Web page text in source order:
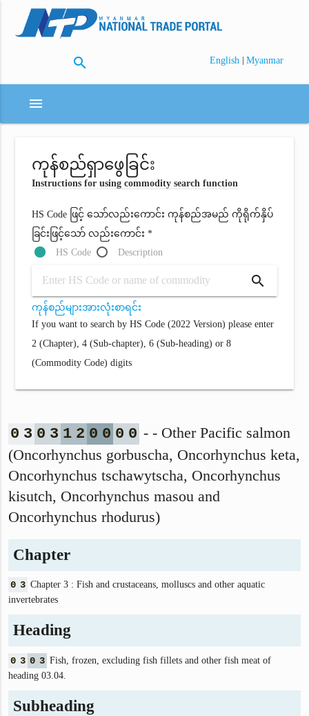
search English | Myanmar
menu
ကုန်စည်ရှာဖွေခြင်း
Instructions for using commodity search function
HS Code ဖြင့် သော်လည်းကောင်း ကုန်စည်အမည် ကိုရိုက်နှိပ်
ခြင်းဖြင့်သော် လည်းကောင်း *
HS Code
Description
search
ကုန်စည်များအားလုံးစာရင်း
If you want to search by HS Code (2022 Version) please enter
2 (Chapter), 4 (Sub-chapter), 6 (Sub-heading) or 8
(Commodity Code) digits
0 3 0 3 1 2 0 0 0 0 - - Other Pacific salmon
(Oncorhynchus gorbuscha, Oncorhynchus keta,
Oncorhynchus tschawytscha, Oncorhynchus
kisutch, Oncorhynchus masou and
Oncorhynchus rhodurus)
Chapter
0 3 Chapter 3 : Fish and crustaceans, molluscs and other aquatic
invertebrates
Heading
0 3 0 3 Fish, frozen, excluding fish fillets and other fish meat of
heading 03.04.
Subheading